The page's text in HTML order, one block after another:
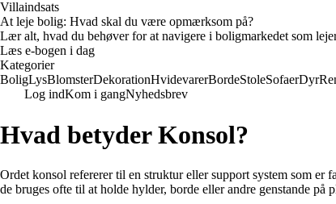
Villaindsats
At leje bolig: Hvad skal du være opmærksom på?
Lær alt, hvad du behøver for at navigere i boligmarkedet som
Læs e-bogen i dag
Kategorier
BoligLysBlomsterDekorationHvidevarerBordeStoleSofaerDyr
Log indKom i gangNyhedsbrev
Hvad betyder Konsol?
Ordet konsol refererer til en struktur eller support system som
de bruges ofte til at holde hylder, borde eller andre genstande på